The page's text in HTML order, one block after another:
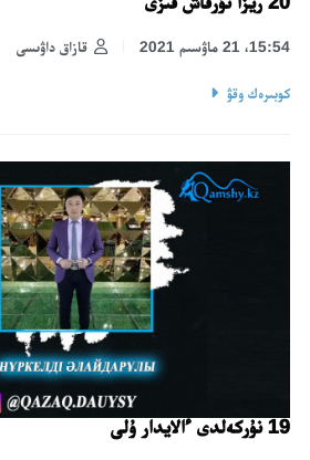
قازاق داۋىسى 15:54، 21 ماۋسىم 2021
كوبىرەك وقۋ
19 نۇركەلدى ءالايدار ۇلى